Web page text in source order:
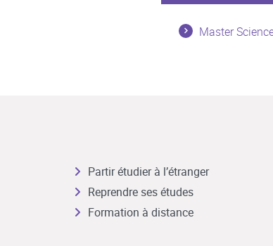
Master
Partir étudier à l’étranger
Reprendre ses études
Formation à distance